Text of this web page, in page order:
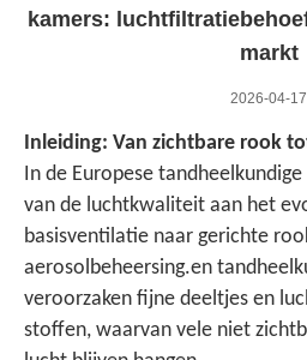
kamers:
markt
2026-04-17
Inleiding: Van zichtbare rook
In de Europese
van de luchtkwaliteit aan het
basisventilatie naar gerichte
aerosolbeheersing.en
veroorzaken fijne deeltjes en
stoffen, waarvan vele niet